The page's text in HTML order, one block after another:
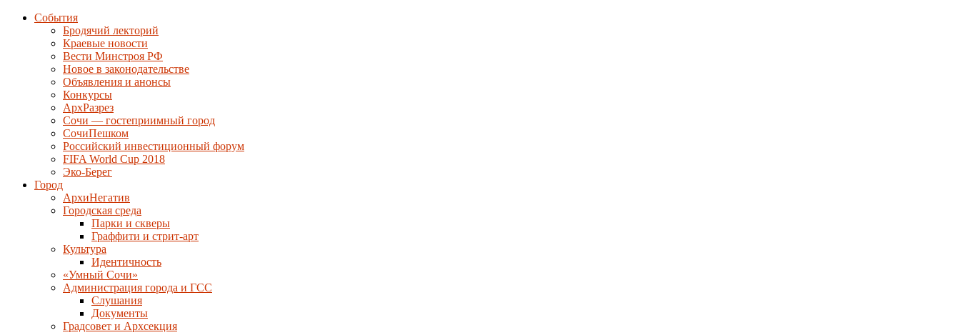
События
Бродячий лекторий
Краевые новости
Вести Минстроя РФ
Новое в законодательстве
Объявления и анонсы
Конкурсы
АрхРазрез
Сочи — гостеприимный город
СочиПешком
Российский инвестиционный форум
FIFA World Cup 2018
Эко-Берег
Город
АрхиНегатив
Городская среда
Парки и скверы
Граффити и стрит-арт
Культура
Идентичность
«Умный Сочи»
Администрация города и ГСС
Слушания
Документы
Градсовет и Архсекция